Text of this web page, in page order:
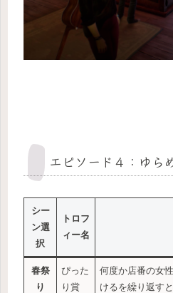
エピソード４：ゆら
シー
ン選
択
トロフ
ィー名
春祭
り
ぴった
り賞
何度か店番の女
けるを繰り返す